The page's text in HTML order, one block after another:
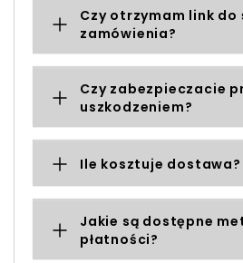
Czy otrzymam link do
zamówienia?
Czy zabezpieczacie
uszkodzeniem?
Ile kosztuje dostawa?
Jakie są dostępne
płatności?